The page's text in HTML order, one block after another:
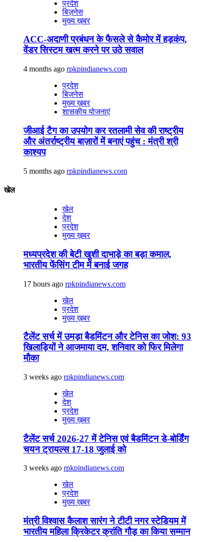
प्रदेश
बिज़नेस
मुख्य ख़बर
ACC-अदाणी प्रबंधन के फैसले से कैमोर में हड़कंप,
वेंडर सिस्टम खत्म करने पर उठे सवाल
4 months ago rpkpindianews.com
प्रदेश
बिज़नेस
मुख्य ख़बर
शासकीय योजनाएं
जीआई टैग का उपयोग कर रतलामी सेव की राष्ट्रीय
और अंतर्राष्ट्रीय बाज़ारों में बनाएं पहुंच : मंत्री श्री
काश्यप
5 months ago rpkpindianews.com
खेल
खेल
देश
प्रदेश
मुख्य ख़बर
मध्यप्रदेश की बेटी खुशी दाभाड़े का बड़ा कमाल,
भारतीय फेंसिंग टीम में बनाई जगह
17 hours ago rpkpindianews.com
खेल
प्रदेश
मुख्य ख़बर
टैलेंट सर्च में उमड़ा बैडमिंटन और टेनिस का जोश: 93
खिलाड़ियों ने आजमाया दम, शनिवार को फिर मिलेगा
मौका
3 weeks ago rpkpindianews.com
खेल
देश
प्रदेश
मुख्य ख़बर
टैलेंट सर्च 2026-27 में टेनिस एवं बैडमिंटन डे-बोर्डिंग
चयन ट्रायल्स 17-18 जुलाई को
3 weeks ago rpkpindianews.com
खेल
प्रदेश
मुख्य ख़बर
मंत्री विश्वास कैलाश सारंग ने टीटी नगर स्टेडियम में
भारतीय महिला क्रिकेटर क्रांति गौड़ का किया सम्मान